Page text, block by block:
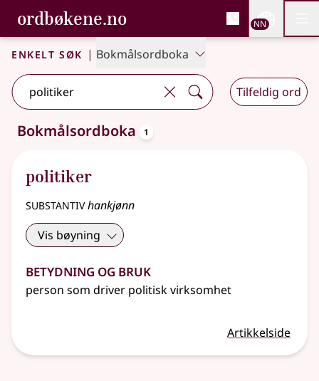
Gå til hovudinnhald
Tilgjenge
ordbøkene.no, Bokmålsordboka og
Bokmålsordboka og Nynorskordboka
NN
Enkelt søk | Bokmålsordboka
Tilfeldig ord
Eitt treff.Ytterlegare søkjeforslag tilgjengelege
Bokmålsordboka 1
politiker
substantivhankjønn
Vis bøyning
Betydning og bruk
person som driver politisk virksomhet
Artikkelside